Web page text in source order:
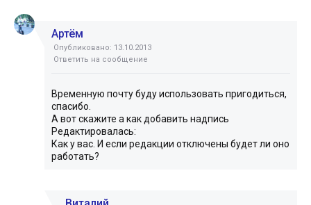
Артём
Опубликовано: 13.10.2013
Ответить на сообщение
Временную почту буду использовать пригодиться,
спасибо.
А вот скажите а как добавить надпись
Редактировалась:
Как у вас. И если редакции отключены будет ли оно
работать?